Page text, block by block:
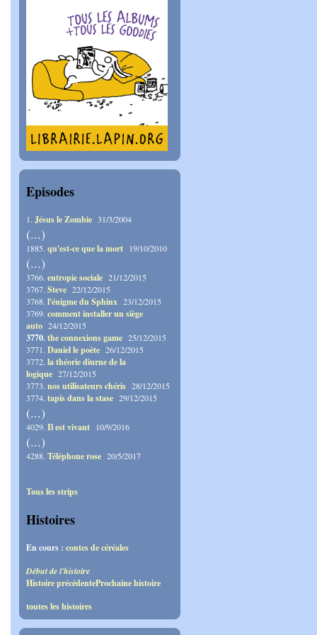
Episodes
1. Jésus le Zombie 31/3/2004
(...)
1885. qu'est-ce que la mort 19/10/2010
(...)
3766. entropie sociale 21/12/2015
3767. Steve 22/12/2015
3768. l'énigme du Sphinx 23/12/2015
3769. comment installer un siège
auto 24/12/2015
3770.the connexions game 25/12/2015
3771. Daniel le poète 26/12/2015
3772. la théorie diurne de la
logique 27/12/2015
3773. nos utilisateurs chéris 28/12/2015
3774. tapis dans la stase 29/12/2015
(...)
4029. Il est vivant 10/9/2016
(...)
4288. Téléphone rose 20/5/2017
Tous les strips
Histoires
En cours : contes de céréales
Début de l'histoire
Histoire précédenteProchaine histoire
toutes les histoires